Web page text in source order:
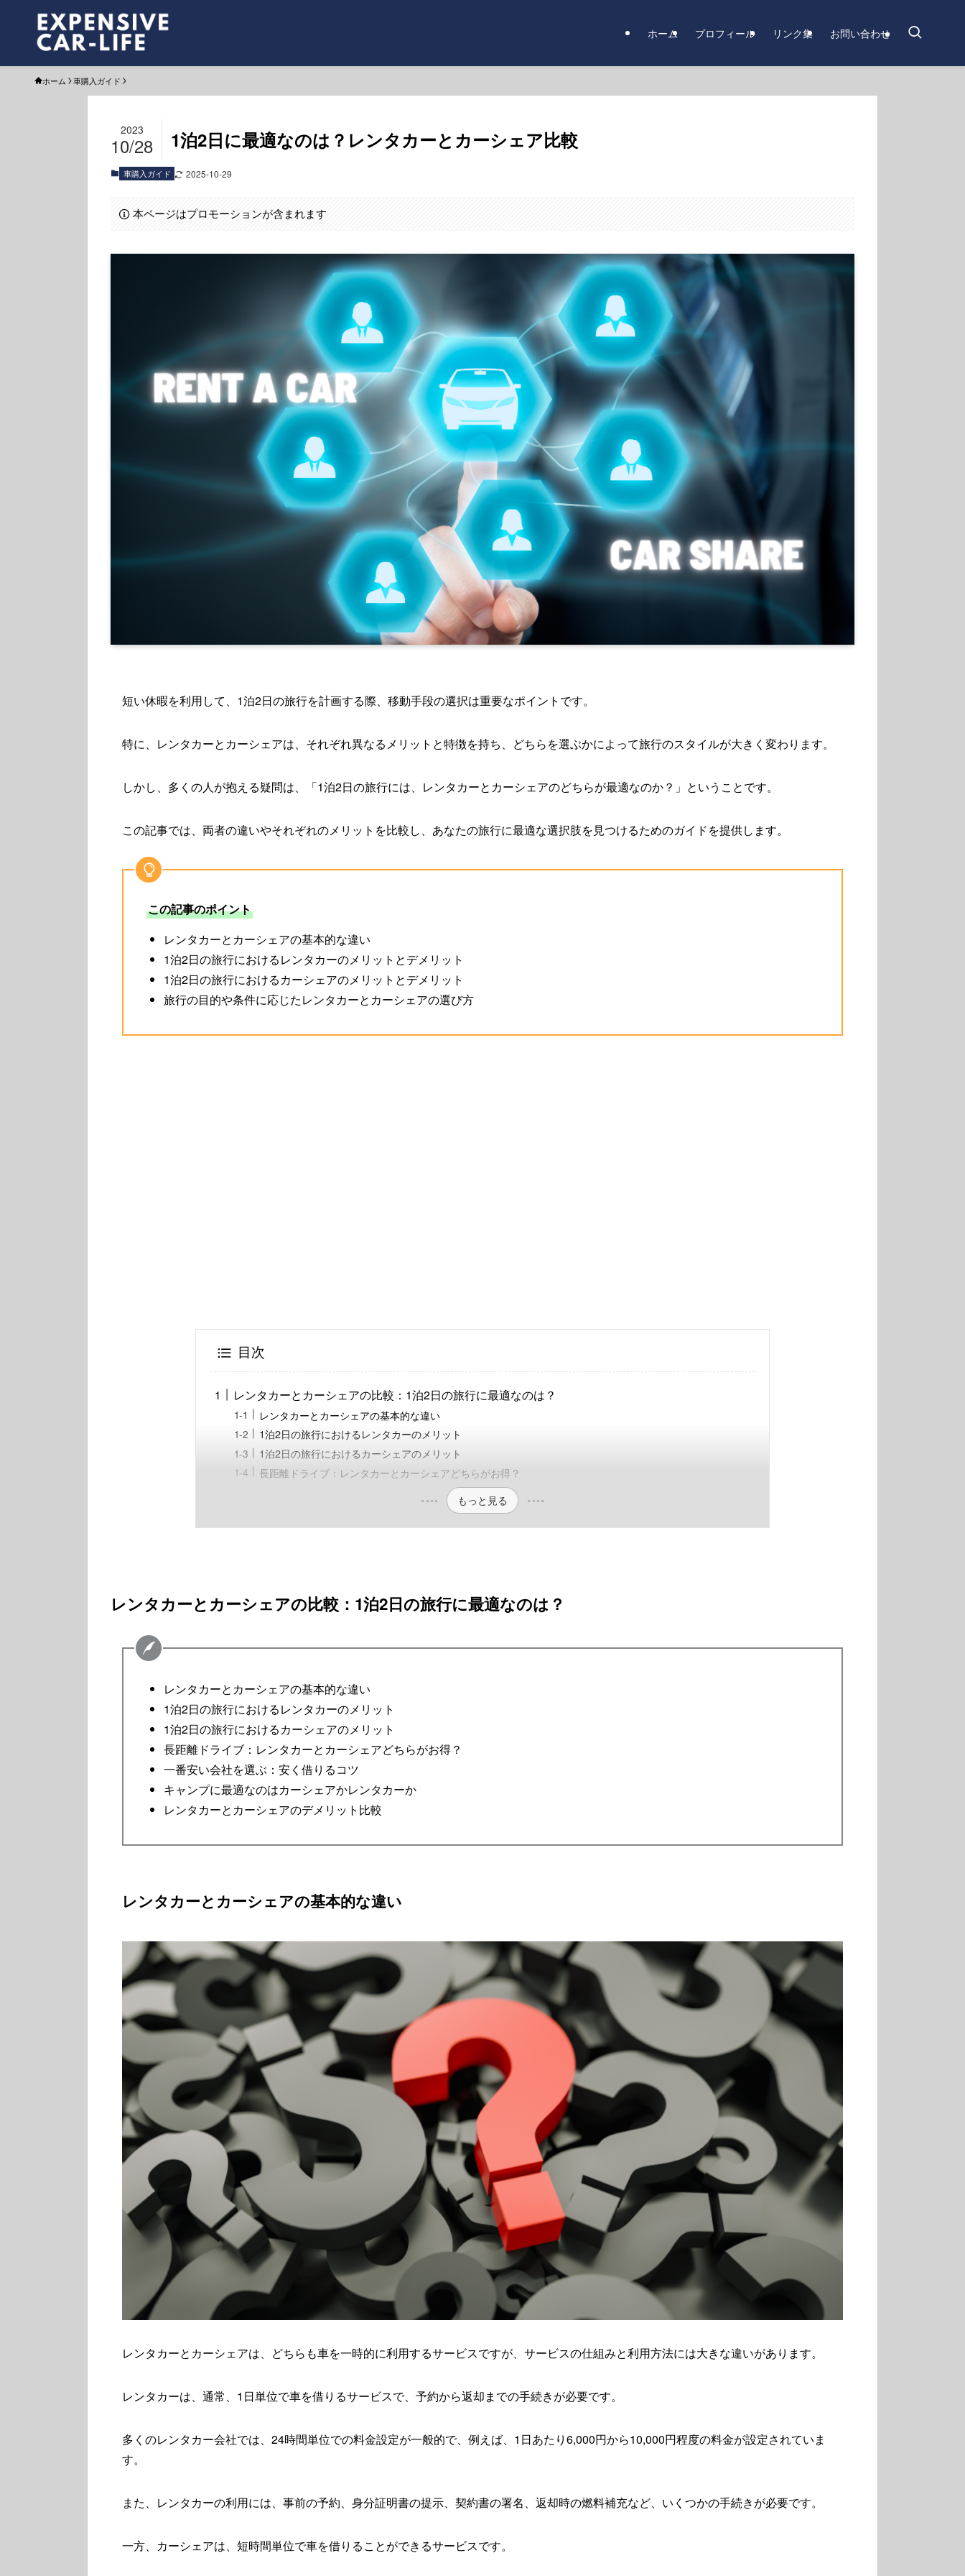
ホーム プロフィール リンク集 お問い合わせ
ホーム 車購入ガイド
1泊2日に最適なのは？レンタカーとカーシェア比較
2023
10/28
車購入ガイド 2025-10-29
本ページはプロモーションが含まれます
短い休暇を利用して、1泊2日の旅行を計画する際、移動手段の選択は重要なポイントです。
特に、レンタカーとカーシェアは、それぞれ異なるメリットと特徴を持ち、どちらを選ぶかによって旅行のスタイルが大きく変わります。
しかし、多くの人が抱える疑問は、「1泊2日の旅行には、レンタカーとカーシェアのどちらが最適なのか？」ということです。
この記事では、両者の違いやそれぞれのメリットを比較し、あなたの旅行に最適な選択肢を見つけるためのガイドを提供します。
この記事のポイント
レンタカーとカーシェアの基本的な違い
1泊2日の旅行におけるレンタカーのメリットとデメリット
1泊2日の旅行におけるカーシェアのメリットとデメリット
旅行の目的や条件に応じたレンタカーとカーシェアの選び方
目次
レンタカーとカーシェアの比較：1泊2日の旅行に最適なのは？
レンタカーとカーシェアの基本的な違い
1泊2日の旅行におけるレンタカーのメリット
1泊2日の旅行におけるカーシェアのメリット
長距離ドライブ：レンタカーとカーシェアどちらがお得？
もっと見る
レンタカーとカーシェアの比較：1泊2日の旅行に最適なのは？
レンタカーとカーシェアの基本的な違い
1泊2日の旅行におけるレンタカーのメリット
1泊2日の旅行におけるカーシェアのメリット
長距離ドライブ：レンタカーとカーシェアどちらがお得？
一番安い会社を選ぶ：安く借りるコツ
キャンプに最適なのはカーシェアかレンタカーか
レンタカーとカーシェアのデメリット比較
レンタカーとカーシェアの基本的な違い
レンタカーとカーシェアは、どちらも車を一時的に利用するサービスですが、サービスの仕組みと利用方法には大きな違いがあります。
レンタカーは、通常、1日単位で車を借りるサービスで、予約から返却までの手続きが必要です。
多くのレンタカー会社では、24時間単位での料金設定が一般的で、例えば、1日あたり6,000円から10,000円程度の料金が設定されていま
す。
また、レンタカーの利用には、事前の予約、身分証明書の提示、契約書の署名、返却時の燃料補充など、いくつかの手続きが必要です。
一方、カーシェアは、短時間単位で車を借りることができるサービスです。